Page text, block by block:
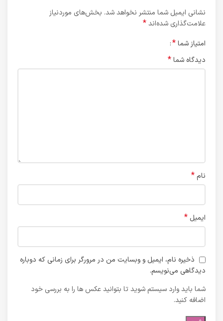
نشانی ایمیل شما منتشر نخواهد شد. بخش‌های موردنیاز
علامت‌گذاری شده‌اند*
امتیاز شما*
دیدگاه شما*
نام *
ایمیل *
ذخیره نام، ایمیل و وبسایت من در مرورگر برای زمانی که دوباره
دیدگاهی می‌نویسم.
شما باید وارد سیستم شوید تا بتوانید عکس ها را به بررسی خود
اضافه کنید.